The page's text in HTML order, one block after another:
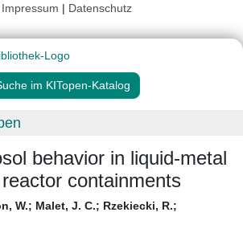
Impressum | Datenschutz
im KITopen-Katalog
behavior in liquid-metal
containments
W.; Malet, J. C.; Rzekiecki, R.;